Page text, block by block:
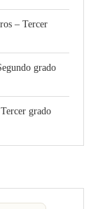
– Tercer
grado
grado